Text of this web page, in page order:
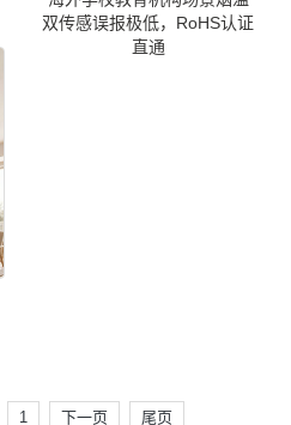
双传感误报极低，RoHS认证
直通
1 下一页 尾页